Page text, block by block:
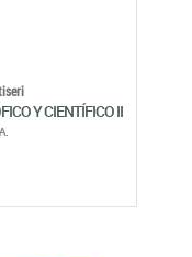
Y CIENTÍFICO II